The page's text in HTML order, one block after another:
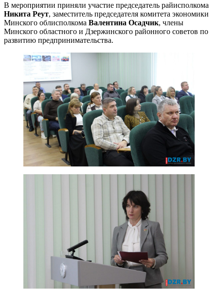
В мероприятии приняли участие председатель райисполкома
Никита Реут, заместитель председателя комитета экономики
Минского облисполкома Валентина Осадчик, члены
Минского областного и Дзержинского районного советов по
развитию предпринимательства.